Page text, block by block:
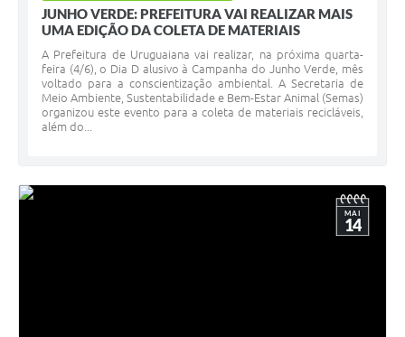
JUNHO VERDE: PREFEITURA VAI REALIZAR MAIS
UMA EDIÇÃO DA COLETA DE MATERIAIS
A Prefeitura de Uruguaiana vai realizar, na próxima quarta-
feira (4/6), o Dia D alusivo à Campanha do Junho Verde, mês
voltado para a conscientização ambiental. A Secretaria de
Meio Ambiente, Sustentabilidade e Bem-Estar Animal (Semas)
organizou este evento para a coleta de materiais recicláveis,
além do...
MAI
14